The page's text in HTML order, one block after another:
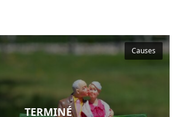
Causes
TERMINÉ